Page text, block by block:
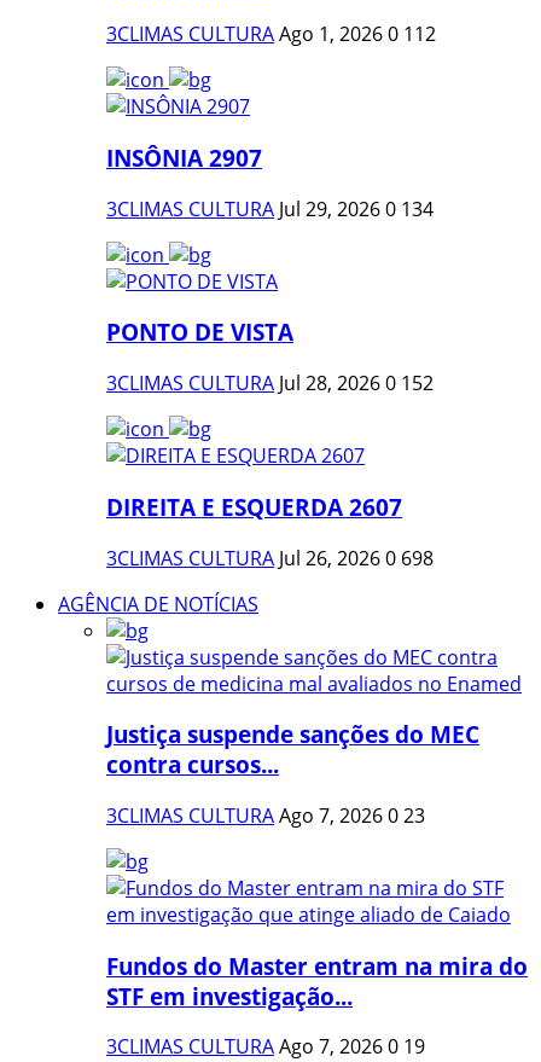
3CLIMAS CULTURAAgo 1, 20260 112
INSÔNIA 2907
3CLIMAS CULTURA Jul 29, 20260 134
PONTO DE VISTA
3CLIMAS CULTURA Jul 28, 20260 152
DIREITA E ESQUERDA 2607
3CLIMAS CULTURA Jul 26, 20260 698
AGÊNCIA DE NOTÍCIAS
Justiça suspende sanções do MEC
contra cursos...
3CLIMAS CULTURAAgo 7, 2026023
Fundos do Master entram na mira do
STF em investigação...
3CLIMAS CULTURAAgo 7, 20260 19